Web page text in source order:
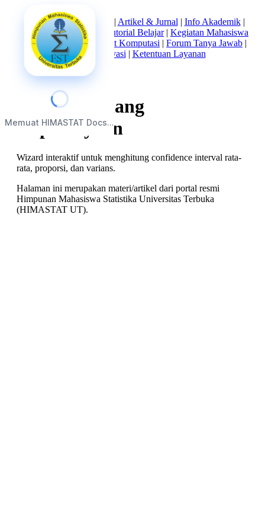
Memuat HIMASTAT Docs...
Beranda|Tentang Kami | Artikel & Jurnal | Info Akademik|
Mata Kuliah Statistika
Tutorial Belajar| Kegiatan Mahasiswa
Struktur Himpunan Alat Komputasi | Forum Tanya Jawab |
Kebijakan Privasi | Ketentuan Layanan
Estimasi Selang
Kepercayaan
Wizard interaktif untuk menghitung confidence interval rata-
rata, proporsi, dan varians.
Halaman ini merupakan materi/artikel dari portal resmi
Himpunan Mahasiswa Statistika Universitas Terbuka
(HIMASTAT UT).